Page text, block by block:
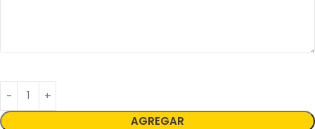
AGREGAR